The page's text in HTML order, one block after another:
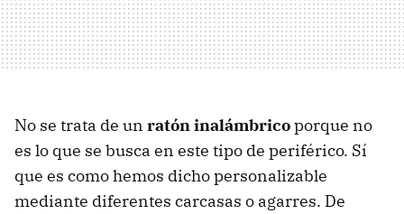
No se trata de un ratón inalámbricoporque no
es lo que se busca en este tipo de periférico. Sí
que es como hemos dicho personalizable
mediante diferentes carcasas o agarres. De